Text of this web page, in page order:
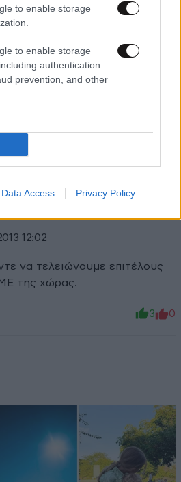
to enable storage
to enable storage
authentication
prevention, and other
Data Access Privacy Policy
12:02
να τελειώνουμε επιτέλους
της χώρας.
3 0